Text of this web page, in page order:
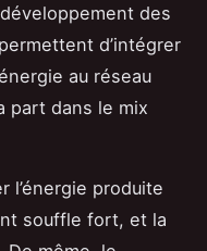
des
d’intégrer
au réseau
part dans le mix
l’énergie produite
souffle fort, et la